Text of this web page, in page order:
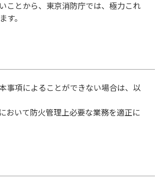
ことから、東京消防庁では、極力これ
。
事項によることができない場合は、以
おいて防火管理上必要な業務を適正に